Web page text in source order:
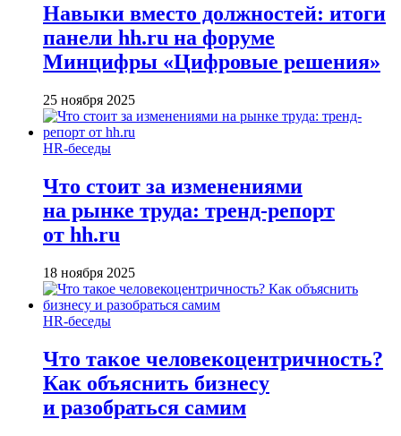
Навыки вместо должностей: итоги
панели hh.ru на форуме
Минцифры «Цифровые решения»
25 ноября 2025
HR-беседы
Что стоит за изменениями
на рынке труда: тренд-репорт
от hh.ru
18 ноября 2025
HR-беседы
Что такое человеко­центричность?
Как объяснить бизнесу
и разобраться самим